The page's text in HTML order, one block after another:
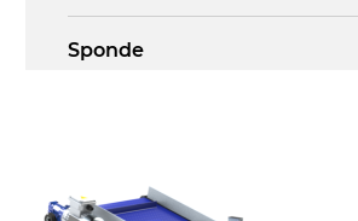
Sponde
cannocchiali in lega di